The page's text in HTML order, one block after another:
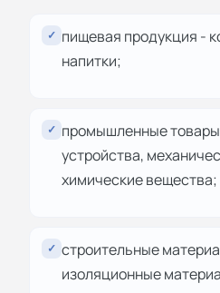
✓ пищевая продукция -
напитки;
✓ промышленные
устройства,
химические вещества;
✓ строительные
изоляционные